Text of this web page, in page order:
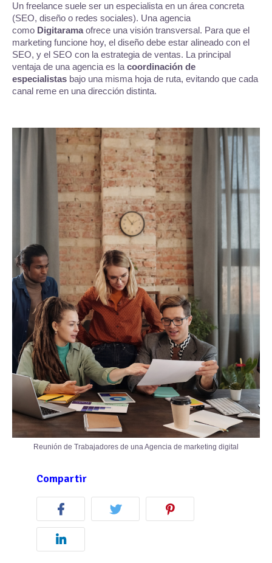
Un freelance suele ser un especialista en un área concreta
(SEO, diseño o redes sociales). Una agencia
como Digitaramaofrece una visión transversal. Para que el
marketing funcione hoy, el diseño debe estar alineado con el
SEO, y el SEO con la estrategia de ventas. La principal
ventaja de una agencia es la coordinación de
especialistas bajo una misma hoja de ruta, evitando que cada
canal reme en una dirección distinta.
Reunión de Trabajadores de una Agencia de marketing digital
Compartir